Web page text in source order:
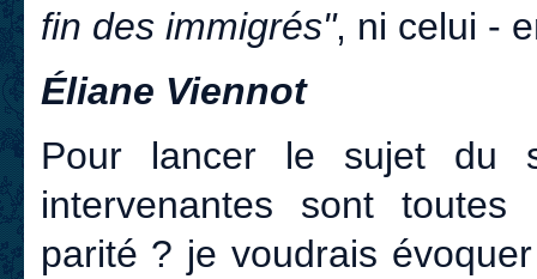
fin des immigrés", ni celui -
Éliane Viennot
Pour lancer le sujet du
intervenantes sont
parité ? je voudrais